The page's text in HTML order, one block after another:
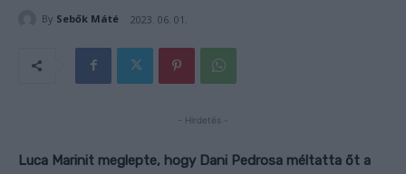
By Sebők Máté 2023. 06. 01.
- Hirdetés -
Luca Marinit meglepte, hogy Dani Pedrosa méltatta őt a